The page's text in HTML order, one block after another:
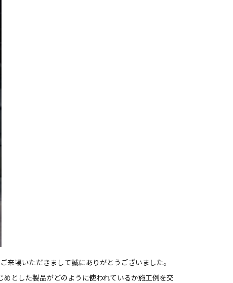
場いただきまして誠にありがとうございました。
とした製品がどのように使われているか施工例を交